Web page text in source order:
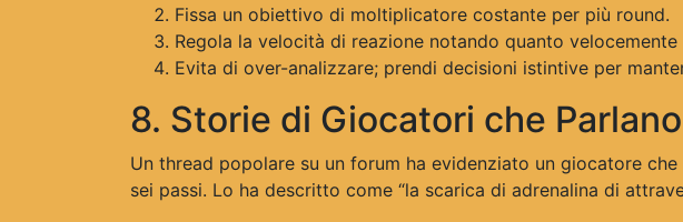
Fissa un obiettivo di moltiplicatore costante per più round.
Regola la velocità di reazione notando quanto
Evita di over-analizzare; prendi decisioni istintive per
8. Storie di Giocatori che
Un thread popolare su un forum ha evidenziato un giocatore
sei passi. Lo ha descritto come “la scarica di adrenalina di